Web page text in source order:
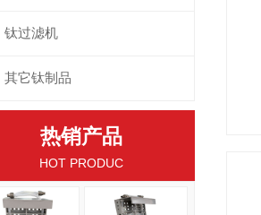
钛过滤机
其它钛制品
热销产品
HOT PRODUC